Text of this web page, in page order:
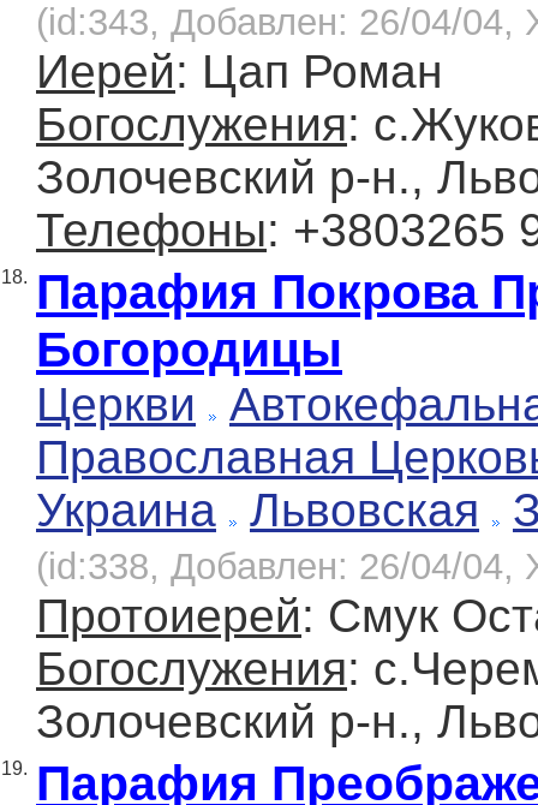
(id:343, Добавлен: 26/04/04,
Иерей: Цап Роман
Богослужения:
Золочевский р-н.,
Телефоны: +3803265
18. Парафия Покрова
Богородицы
Церкви
Православная
Украина
Львовская
(id:338, Добавлен: 26/04/04,
Протоиерей: Смук
Богослужения:
Золочевский р-н.,
19. Парафия